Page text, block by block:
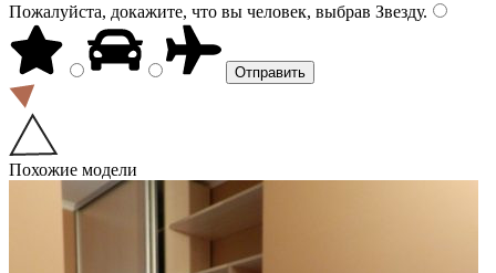
Пожалуйста, докажите, что вы человек, выбрав Звезду.
Похожие модели